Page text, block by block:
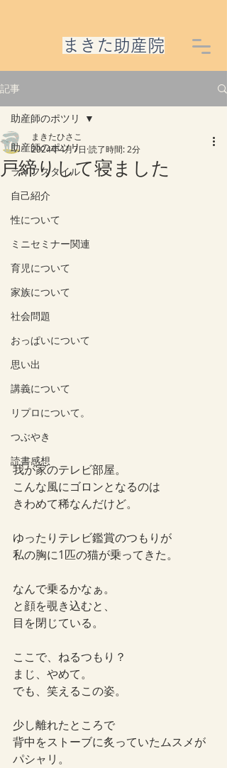
​まきた助産院
記事
助産師のポツリ
ライフスタイル
自己紹介
性について
ミニセミナー関連
育児について
家族について
社会問題
おっぱいについて
思い出
講義について
リプロについて。
つぶやき
読書感想
助産師のポツリ
戸締りして寝ました
まきたひさこ
2024年4月7日 読了時間: 2分
我が家のテレビ部屋。
こんな風にゴロンとなるのは
きわめて稀なんだけど。
ゆったりテレビ鑑賞のつもりが
私の胸に1匹の猫が乗ってきた。
なんで乗るかなぁ。
と顔を覗き込むと、
目を閉じている。
ここで、ねるつもり？
まじ、やめて。
でも、笑えるこの姿。
少し離れたところで
背中をストーブに炙っていたムスメが
パシャリ。